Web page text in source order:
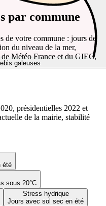
galeuses
été
sous 20°C
Stress hydrique
Jours avec sol sec en été
par commune
de votre commune : jours de
du niveau de la mer,
de Météo France et du GIEC,
présidentielles 2022 et
de la mairie, stabilité